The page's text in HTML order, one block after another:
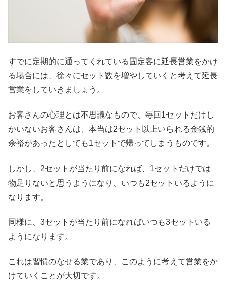
すでに定期的に通ってくれている固定客に延長営業をかけ
る場合には、徐々にセット数を増やしていくと考えて延長
営業をしていきましょう。
お客さんの心理とは不思議なもので、毎回1セットだけし
かいないお客さんは、本当は2セット以上いられる金銭的
余裕があったとしても1セットで帰ってしまうものです。
しかし、2セットが当たり前になれば、1セットだけでは
物足りないと思うようになり、いつも2セットいるように
なります。
同様に、3セットが当たり前になればいつも3セットいる
ようになります。
これは習慣のなせる業であり、このように考えて営業をか
けていくことが大切です。